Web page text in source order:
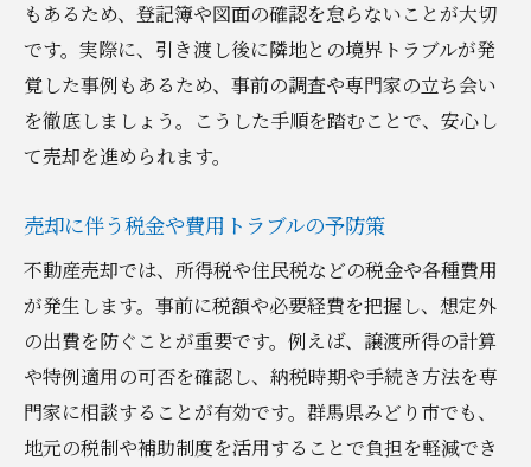
もあるため、登記簿や図面の確認を怠らないことが大切
です。実際に、引き渡し後に隣地との境界トラブルが発
覚した事例もあるため、事前の調査や専門家の立ち会い
を徹底しましょう。こうした手順を踏むことで、安心し
て売却を進められます。
売却に伴う税金や費用トラブルの予防策
不動産売却では、所得税や住民税などの税金や各種費用
が発生します。事前に税額や必要経費を把握し、想定外
の出費を防ぐことが重要です。例えば、譲渡所得の計算
や特例適用の可否を確認し、納税時期や手続き方法を専
門家に相談することが有効です。群馬県みどり市でも、
地元の税制や補助制度を活用することで負担を軽減でき